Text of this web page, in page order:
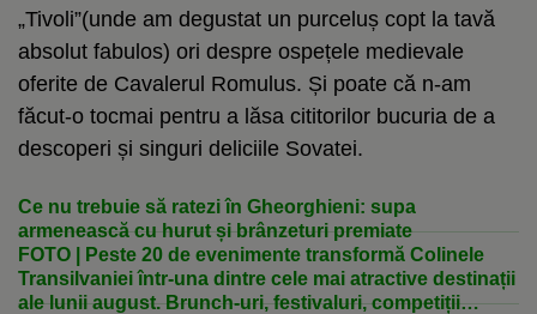
„Tivoli”(unde am degustat un purceluș copt la tavă
absolut fabulos) ori despre ospețele medievale
oferite de Cavalerul Romulus. Și poate că n-am
făcut-o tocmai pentru a lăsa cititorilor bucuria de a
descoperi și singuri deliciile Sovatei.
Ce nu trebuie să ratezi în Gheorghieni: supa
armenească cu hurut și brânzeturi premiate
FOTO | Peste 20 de evenimente transformă Colinele
Transilvaniei într-una dintre cele mai atractive destinații
ale lunii august. Brunch-uri, festivaluri, competiții